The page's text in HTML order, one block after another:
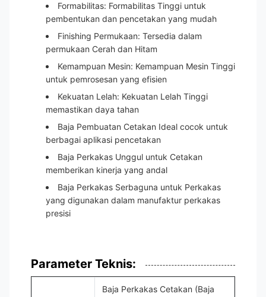
Formabilitas: Formabilitas Tinggi untuk
pembentukan dan pencetakan yang mudah
Finishing Permukaan: Tersedia dalam
permukaan Cerah dan Hitam
Kemampuan Mesin: Kemampuan Mesin Tinggi
untuk pemrosesan yang efisien
Kekuatan Lelah: Kekuatan Lelah Tinggi
memastikan daya tahan
Baja Pembuatan Cetakan Ideal cocok untuk
berbagai aplikasi pencetakan
Baja Perkakas Unggul untuk Cetakan
memberikan kinerja yang andal
Baja Perkakas Serbaguna untuk Perkakas
yang digunakan dalam manufaktur perkakas
presisi
Parameter Teknis:
Baja Perkakas Cetakan (Baja